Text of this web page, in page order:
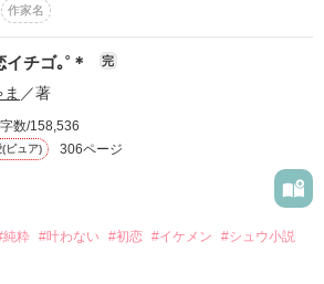
て
編 中編
ろ！100文字ミステリーコンテスト
を見ていて
ている
作家名
イチゴ｡˚＊ 完
／著
数/158,536
(ピュア) 306ページ
純粋 #叶わない #初恋 #イケメン
#シュウ小説